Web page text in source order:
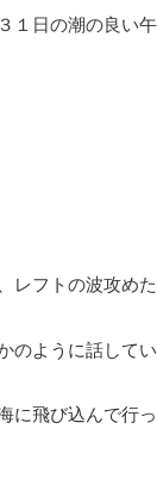
１日の潮の良い
レフトの波攻め
のように話して
に飛び込んで行